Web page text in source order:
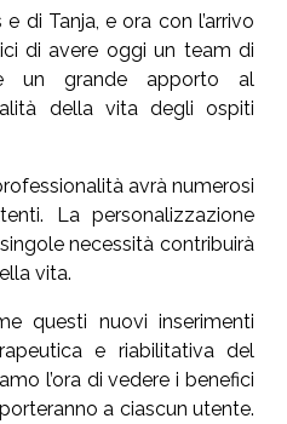
di Tanja, e ora con l’arrivo
di avere oggi un team di
un grande apporto al
della vita degli ospiti
avrà numerosi
La personalizzazione
necessità contribuirà
vita.
questi nuovi inserimenti
e riabilitativa del
l’ora di vedere i benefici
a ciascun utente.